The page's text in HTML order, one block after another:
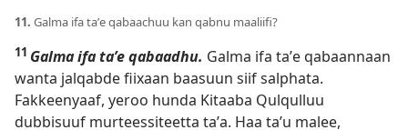
11. Galma ifa taʼe qabaachuu kan qabnu maaliifi?
11 Galma ifa taʼe qabaadhu. Galma ifa taʼe qabaannaan
wanta jalqabde fiixaan baasuun siif salphata.
Fakkeenyaaf, yeroo hunda Kitaaba Qulqulluu
dubbisuuf murteessiteetta taʼa. Haa taʼu malee,